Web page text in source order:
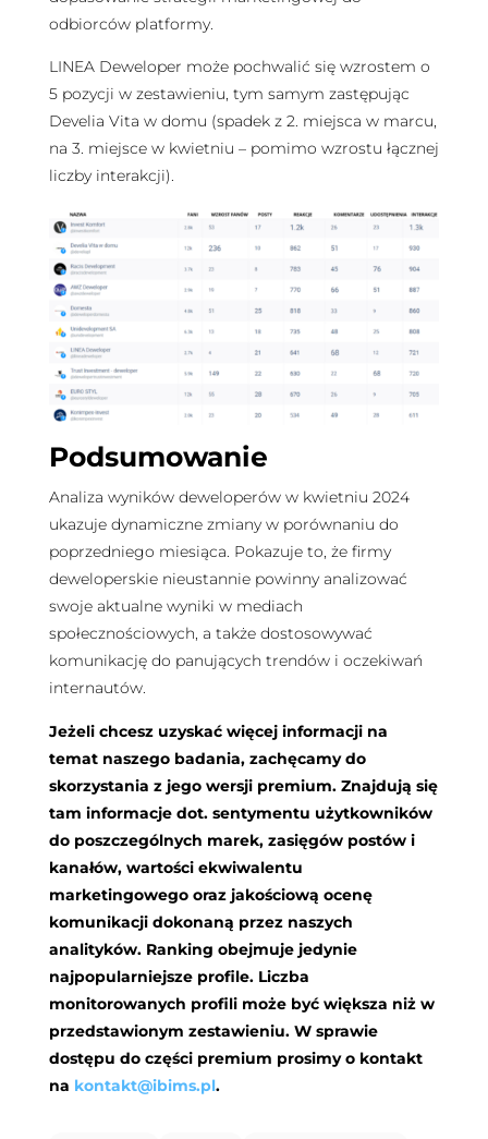
odbiorców platformy.
LINEA Deweloper może pochwalić się wzrostem o
5 pozycji w zestawieniu, tym samym zastępując
Develia Vita w domu (spadek z 2. miejsca w marcu,
na 3. miejsce w kwietniu – pomimo wzrostu łącznej
liczby interakcji).
Podsumowanie
Analiza wyników deweloperów w kwietniu 2024
ukazuje dynamiczne zmiany w porównaniu do
poprzedniego miesiąca. Pokazuje to, że firmy
deweloperskie nieustannie powinny analizować
swoje aktualne wyniki w mediach
społecznościowych, a także dostosowywać
komunikację do panujących trendów i oczekiwań
internautów.
Jeżeli chcesz uzyskać więcej informacji na
temat naszego badania, zachęcamy do
skorzystania z jego wersji premium. Znajdują się
tam informacje dot. sentymentu użytkowników
do poszczególnych marek, zasięgów postów i
kanałów, wartości ekwiwalentu
marketingowego oraz jakościową ocenę
komunikacji dokonaną przez naszych
analityków. Ranking obejmuje jedynie
najpopularniejsze profile. Liczba
monitorowanych profili może być większa niż w
przedstawionym zestawieniu. W sprawie
dostępu do części premium prosimy o kontakt
na kontakt@ibims.pl.